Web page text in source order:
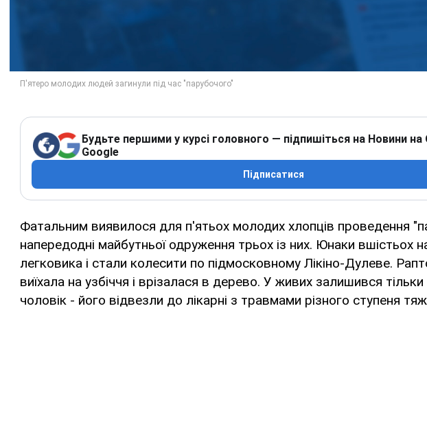
Будьте першими у курсі головного — підпишіться на Новини на
Google
Підписатися
Фатальним виявилося для п'ятьох молодих хлопців проведення
напередодні майбутньої одруження трьох із них. Юнаки вшістьох
легковика і стали колесити по підмосковному Лікіно-Дулеве.
виїхала на узбіччя і врізалася в дерево. У живих залишився
чоловік - його відвезли до лікарні з травмами різного ступеня